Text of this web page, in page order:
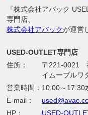
『株式会社アバック
専門店、
株式会社アバックが運営
USED-OUTLET専門店
住所：
〒221-0021
イムーブルワ
営業時間： 10:00～17:30
E-mail：
HP：
USED-